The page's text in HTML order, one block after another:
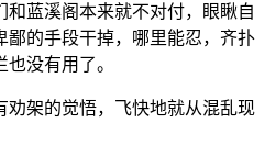
蓝溪阁本来就不对付，眼瞅自
鄙的手段干掉，哪里能忍，齐扑
也没有用了。
劝架的觉悟，飞快地就从混乱现